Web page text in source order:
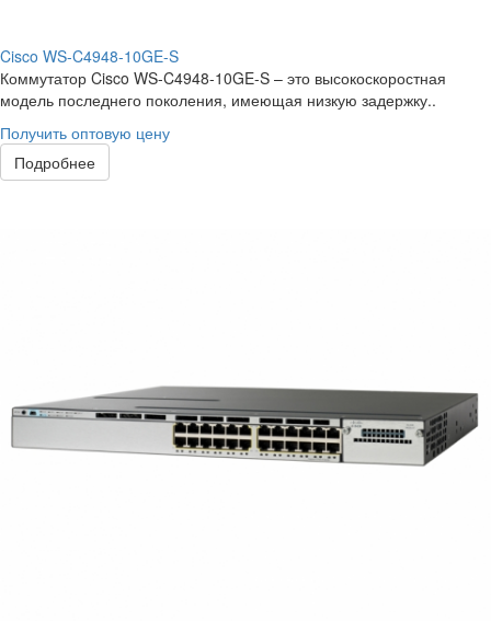
Cisco WS-C4948-10GE-S
Коммутатор Cisco WS-C4948-10GE-S – это высокоскоростная
модель последнего поколения, имеющая низкую задержку..
Получить оптовую цену
Подробнее